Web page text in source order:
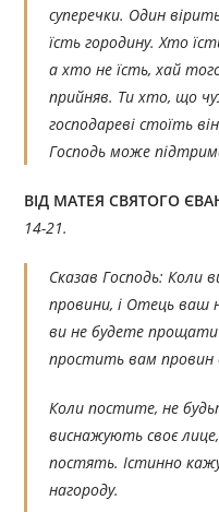
суперечки. Один
їсть городину. Хто
а хто не їсть, хай
прийняв. Ти хто, що
господареві стоїть
Господь може
ВІД МАТЕЯ СВЯТОГО
14-21.
Сказав Господь: Коли
провини, і Отець ваш
ви не будете
простить вам провин
Коли постите, не
виснажують своє
постять. Істинно
нагороду.